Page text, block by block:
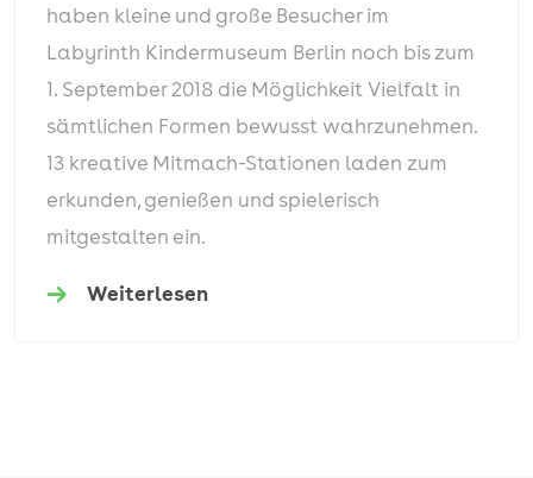
haben kleine und große Besucher im
Labyrinth Kindermuseum Berlin noch bis zum
1. September 2018 die Möglichkeit Vielfalt in
sämtlichen Formen bewusst wahrzunehmen.
13 kreative Mitmach-Stationen laden zum
erkunden, genießen und spielerisch
mitgestalten ein.
Weiterlesen